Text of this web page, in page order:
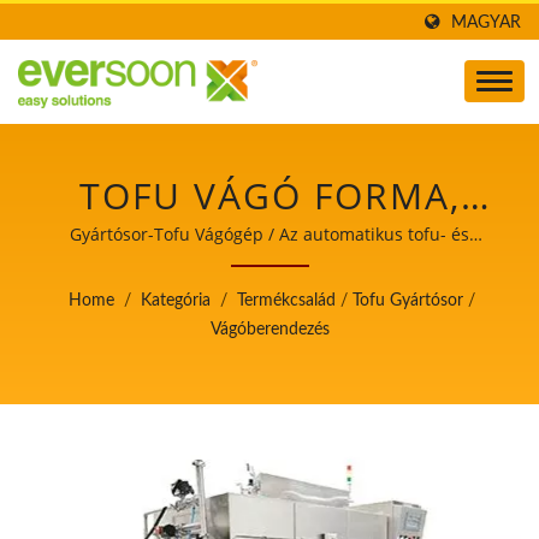
MAGYAR
TOFU VÁGÓ FORMA,
ÉLELMISZER VÁGÓ GÉP,
AUTOMATIKUS TOFU
VÁGÓ GÉP,
KOCKÁZÓ GÉP,
Gyártósor-Tofu Vágógép / Az automatikus tofu- és
szójatejgyártó gépek vezetője, aki a
élelmiszerbiztonságot helyezi előtérbe.
Home / Kategória / Termékcsalád / Tofu Gyártósor /
Vágóberendezés